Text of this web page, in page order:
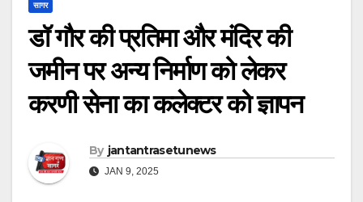
सागर
डॉ गौर की प्रतिमा और मंदिर की
जमीन पर अन्य निर्माण को लेकर
करणी सेना का कलेक्टर को ज्ञापन
By jantantrasetunews
JAN 9, 2025